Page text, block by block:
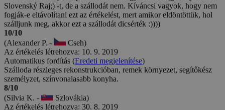
Slovenský Raj;) -t, de a szállodát nem. Kíváncsi vagyok, hogy nem
fogják-e eltávolítani ezt az értékelést, mert amikor eldöntöttük, hol
szálljunk meg, akkor ezt a szállodát dicsérték :))))
10/10
(Alexander P. -
Cseh)
Az értékelés létrehozva: 10. 9. 2019
Automatikus fordítás (Eredeti megjelenítése)
Szálloda részleges rekonstrukcióban, remek környezet, segítőkész
személyzet, színvonalasabb konyha.
8/10
(Silvia K. -
Szlovákia)
Az értékelés létrehozva: 30. 8. 2019